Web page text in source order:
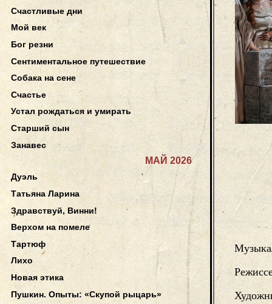
Счастливые дни
Мой век
Бог резни
Сентиментальное путешествие
Собака на сене
Счастье
Устал рождаться и умирать
Старший сын
Занавес
МАЙ 2026
Дуэль
Татьяна Ларина
Здравствуй, Винни!
Верхом на помеле
Тартюф
Лихо
Новая этика
Пушкин. Опыты: «Скупой рыцарь»